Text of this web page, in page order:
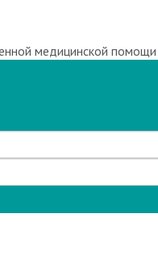
медицинской